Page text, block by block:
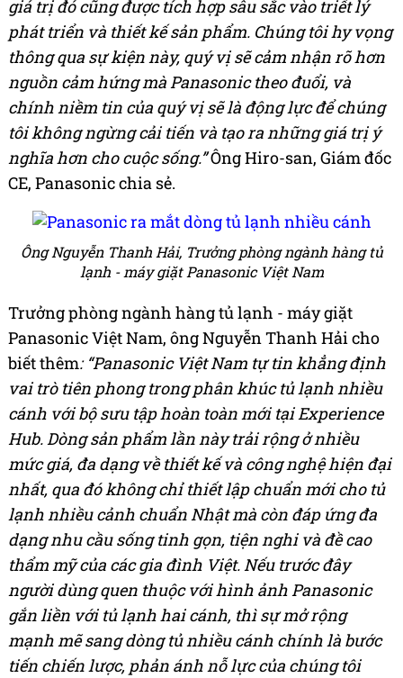
giá trị đó cũng được tích hợp sâu sắc vào triết lý
phát triển và thiết kế sản phẩm. Chúng tôi hy vọng
thông qua sự kiện này, quý vị sẽ cảm nhận rõ hơn
nguồn cảm hứng mà Panasonic theo đuổi, và
chính niềm tin của quý vị sẽ là động lực để chúng
tôi không ngừng cải tiến và tạo ra những giá trị ý
nghĩa hơn cho cuộc sống.”Ông Hiro-san, Giám đốc
CE, Panasonic chia sẻ.
Ông Nguyễn Thanh Hải, Trưởng phòng ngành hàng tủ
lạnh - máy giặt Panasonic Việt Nam
Trưởng phòng ngành hàng tủ lạnh - máy giặt
Panasonic Việt Nam, ông Nguyễn Thanh Hải cho
biết thêm: “Panasonic Việt Nam tự tin khẳng định
vai trò tiên phong trong phân khúc tủ lạnh nhiều
cánh với bộ sưu tập hoàn toàn mới tại Experience
Hub. Dòng sản phẩm lần này trải rộng ở nhiều
mức giá, đa dạng về thiết kế và công nghệ hiện đại
nhất, qua đó không chỉ thiết lập chuẩn mới cho tủ
lạnh nhiều cảnh chuẩn Nhật mà còn đáp ứng đa
dạng nhu cầu sống tinh gọn, tiện nghi và đề cao
thẩm mỹ của các gia đình Việt. Nếu trước đây
người dùng quen thuộc với hình ảnh Panasonic
gắn liền với tủ lạnh hai cánh, thì sự mở rộng
mạnh mẽ sang dòng tủ nhiều cánh chính là bước
tiến chiến lược, phản ánh nỗ lực của chúng tôi